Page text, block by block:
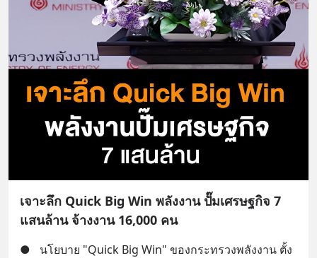
เจาะลึก Quick Big Win พลังงาน ปั๊มเศรษฐกิจ 7
แสนล้าน จ้างงาน 16,000 คน
●
นโยบาย "Quick Big Win" ของกระทรวงพลังงาน ตั้ง